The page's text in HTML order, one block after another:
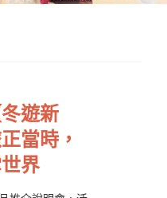
遊新
當時，
界